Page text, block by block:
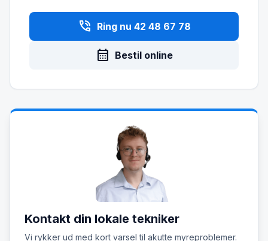
phone_in_talk Ring nu 42 48 67 78
calendar_month Bestil online
Kontakt din lokale tekniker
Vi rykker ud med kort varsel til akutte myreproblemer.